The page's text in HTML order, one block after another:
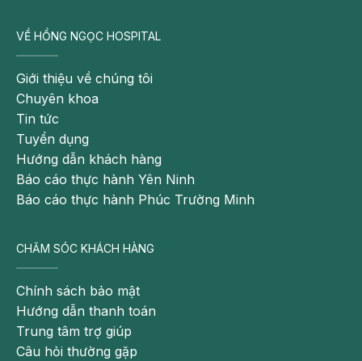
VỀ HỒNG NGỌC HOSPITAL
Giới thiệu về chúng tôi
Chuyên khoa
Tin tức
Tuyển dụng
Hướng dẫn khách hàng
Báo cáo thực hành Yên Ninh
Báo cáo thực hành Phúc Trường Minh
CHĂM SÓC KHÁCH HÀNG
Chính sách bảo mật
Hướng dẫn thanh toán
Trung tâm trợ giúp
Câu hỏi thường gặp